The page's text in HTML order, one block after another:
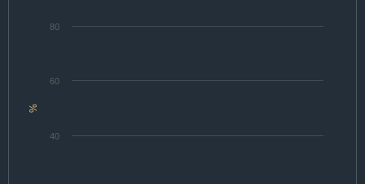
%
40
60
80